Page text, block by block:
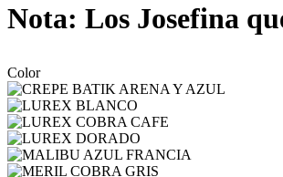
Nota: Los Josefina
Color